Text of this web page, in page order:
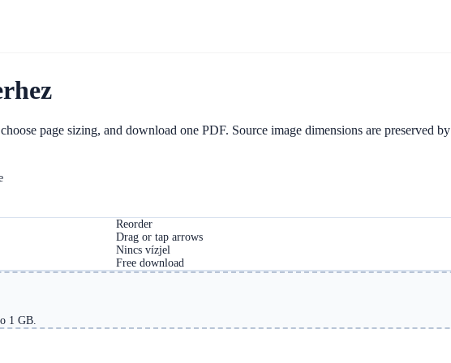
page sizing, and download one PDF. Source image dimensions are preserved by
Reorder
Drag or tap arrows
Nincs vízjel
Free download
1 GB.